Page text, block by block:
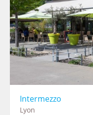
Intermezzo
Lyon